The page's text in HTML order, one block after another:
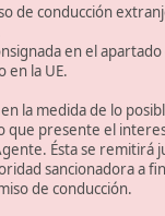
de conducción
en el
en la UE.
la medida de lo
que presente el
Ésta se remitirá
sancionadora a
de conducción.